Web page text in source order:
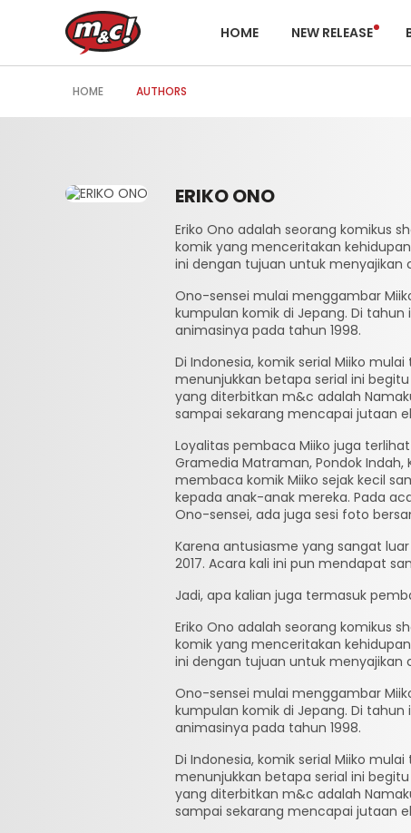
HOME NEW RELEASE
HOME AUTHORS
ERIKO ONO
Eriko Ono adalah seorang komikus
komik yang menceritakan
ini dengan tujuan untuk
Ono-sensei mulai menggambar
kumpulan komik di Jepang. Di
animasinya pada tahun 1998.
Di Indonesia, komik serial Miiko
menunjukkan betapa serial ini
yang diterbitkan m&c adalah
sampai sekarang mencapai jutaan
Loyalitas pembaca Miiko juga
Gramedia Matraman, Pondok
membaca komik Miiko sejak kecil
kepada anak-anak mereka. Pada
Ono-sensei, ada juga sesi foto
Karena antusiasme yang sangat
2017. Acara kali ini pun mendapat
Jadi, apa kalian juga termasuk
Eriko Ono adalah seorang komikus
komik yang menceritakan
ini dengan tujuan untuk
Ono-sensei mulai menggambar
kumpulan komik di Jepang. Di
animasinya pada tahun 1998.
Di Indonesia, komik serial Miiko
menunjukkan betapa serial ini
yang diterbitkan m&c adalah
sampai sekarang mencapai jutaan